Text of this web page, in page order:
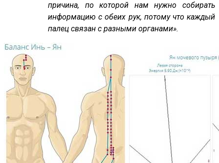
причина, по которой нам нужно собирать
информацию с обеих рук, потому что каждый
палец связан с разными органами».